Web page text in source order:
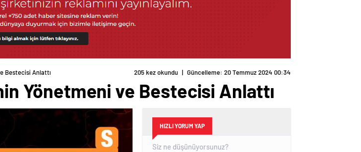
Bestecisi Anlattı 205 kez okundu | Güncelleme: 20 Temmuz 2024 00:34
Yönetmeni ve Bestecisi Anlattı
HIZLI YORUM YAP